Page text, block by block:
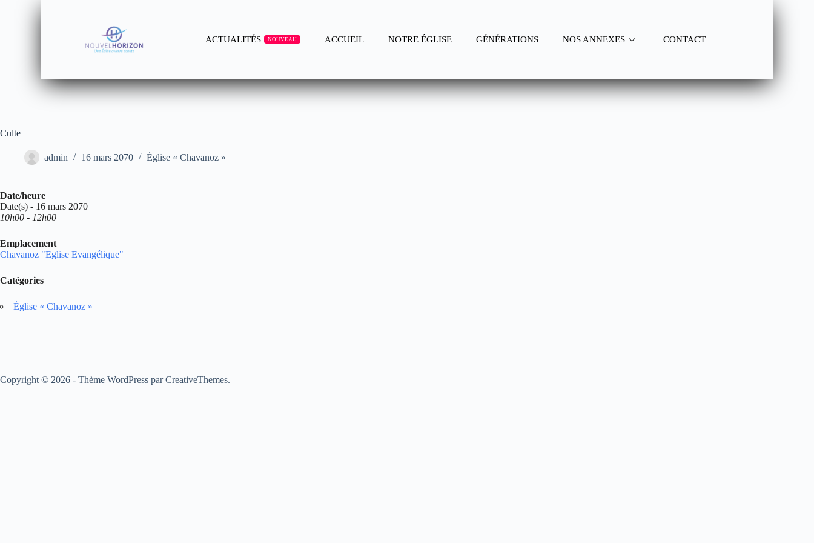
ACTUALITÉS NOUVEAU ACCUEIL NOTRE ÉGLISE GÉNÉRATIONS NOS ANNEXES CONTACT
Culte
admin 16 mars 2070 Église « Chavanoz »
Date/heure
Date(s) - 16 mars 2070
10h00 - 12h00
Emplacement
Chavanoz "Eglise Evangélique"
Catégories
Église « Chavanoz »
Copyright © 2026 - Thème WordPress parCreativeThemes.